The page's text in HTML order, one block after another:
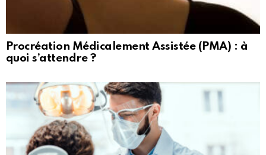
Procréation Médicalement Assistée (PMA) : à
quoi s’attendre ?